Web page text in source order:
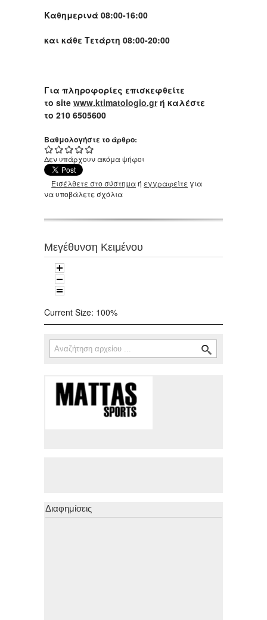
Καθημερινά 08:00-16:00
και κάθε Τετάρτη 08:00-20:00
Για πληροφορίες επισκεφθείτε
το site www.ktimatologio.grή καλέστε
το 210 6505600
Βαθμολογήστε το άρθρο:
Δεν υπάρχουν ακόμα ψήφοι
Εισέλθετε στο σύστημαή εγγραφείτε για
να υποβάλετε σχόλια
Μεγέθυνση Κειμένου
Current Size: 100%
Φόρμα αναζήτησης
Αναζήτηση
Διαφημίσεις